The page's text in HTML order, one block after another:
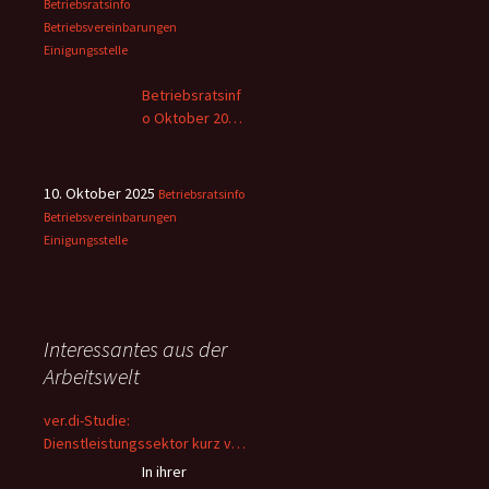
Betriebsratsinfo
Betriebsvereinbarungen
Einigungsstelle
Betriebsratsinf
o Oktober 2025
10. Oktober 2025 Betriebsratsinfo
Betriebsvereinbarungen
Einigungsstelle
Interessantes aus der
Arbeitswelt
ver.di-Studie:
Dienstleistungssektor kurz vor
dem Kollaps – Beschäftigte
In ihrer